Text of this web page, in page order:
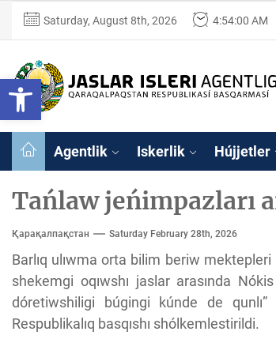
Open toolbar
content
Saturday, August 8th, 2026 4:54:01 AM
Ózbekstan
Agentlik Iskerlik Hújjetler
Tańlaw jeńimpazları
Қарақалпақстан Saturday February 28th, 2026
Barlıq ulıwma orta bilim beriw
shekemgi oqıwshı jaslar arasında
dóretiwshiligi búgingi kúnde de qunlı”
Respublikalıq basqıshı shólkemlestirildi.